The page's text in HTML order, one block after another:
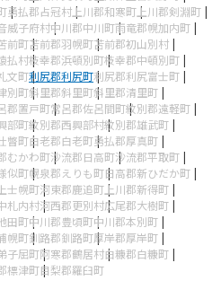
勇払郡占冠村 上川郡和寒町 上川郡剣淵町
威子府村中川郡中川町雨竜郡幌加内町
前町苫前郡羽幌町苫前郡初山別村
払村枝幸郡浜頓別町枝幸郡中頓別町
文町利尻郡利尻町利尻郡利尻富士町
別町斜里郡斜里町斜里郡清里町
郡置戸町常呂郡佐呂間町紋別郡遠軽町
部町紋別郡西興部村紋別郡雄武町
瞥町白老郡白老町勇払郡厚真町
むかわ町沙流郡日高町沙流郡平取町
似町幌泉郡えりも町日高郡新ひだか町
士幌町河東郡鹿追町 上川郡新得町
札内村河西郡更別村広尾郡大樹町
田町中川郡豊頃町中川郡本別町
幌町釧路郡釧路町厚岸郡厚岸町
子屈町阿寒郡鶴居村白糠郡白糠町
標津町目梨郡羅臼町